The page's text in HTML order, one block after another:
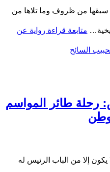
سبقها من ظروف وما تلاها من
متابعة قراءة رواية عن
السائح
رحلة طائر المواسم
يكون إلا من الباب الرئيس له